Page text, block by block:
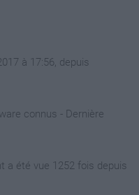
à 17:56, depuis
connus - Dernière
a été vue 1252 fois depuis